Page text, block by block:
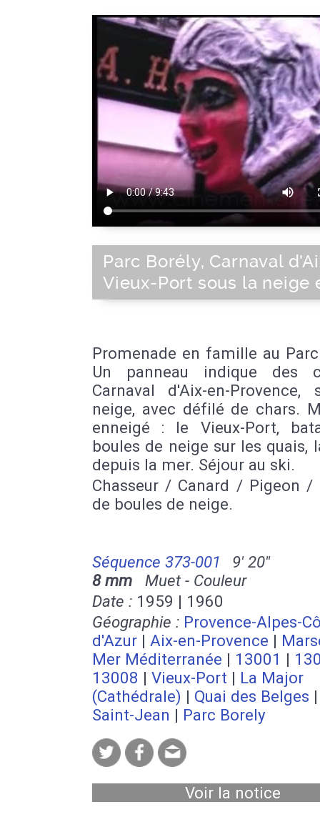
Parc Borély, Carnaval
Vieux-Port sous la neige
Promenade en famille au
Un panneau indique des
Carnaval d'Aix-en-Provence,
neige, avec défilé de chars.
enneigé : le Vieux-Port,
boules de neige sur les quais,
depuis la mer. Séjour au ski.
Chasseur / Canard / Pigeon /
de boules de neige.
Séquence 373-001
9' 20''
8 mm Muet - Couleur
Date : 1959 | 1960
Géographie : Provence-Alpes-
d'Azur | Aix-en-Provence |
Mer Méditerranée | 13001 |
13008 | Vieux-Port | La Major
(Cathédrale) | Quai des Belges
Saint-Jean | Parc Borely
Voir la notice